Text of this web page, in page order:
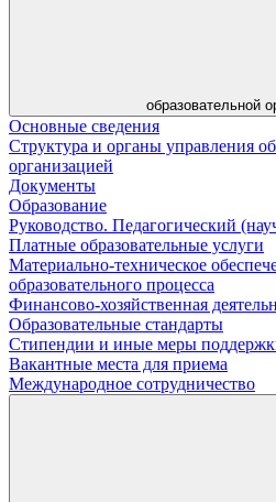
образовательной
Основные сведения
Структура и органы управления
организацией
Документы
Образование
Руководство. Педагогический
Платные образовательные услуги
Материально-техническое
образовательного процесса
Финансово-хозяйственная
Образовательные стандарты
Стипендии и иные меры
Вакантные места для приема
Международное сотрудничество